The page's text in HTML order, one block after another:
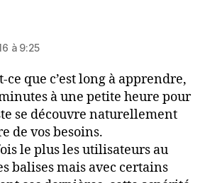
:
à 9:25
ce que c’est long à apprendre,
à une petite heure pour
se découvre naturellement
de vos besoins.
le plus les utilisateurs au
balises mais avec certains